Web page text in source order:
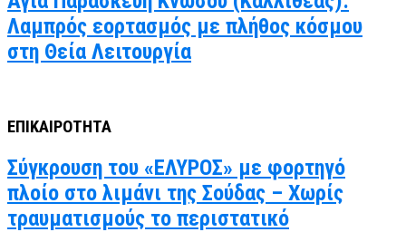
Λαμπρός εορτασμός με πλήθος κόσμου
στη Θεία Λειτουργία
ΕΠΙΚΑΙΡΟΤΗΤΑ
Σύγκρουση του «ΕΛΥΡΟΣ» με φορτηγό
πλοίο στο λιμάνι της Σούδας – Χωρίς
τραυματισμούς το περιστατικό